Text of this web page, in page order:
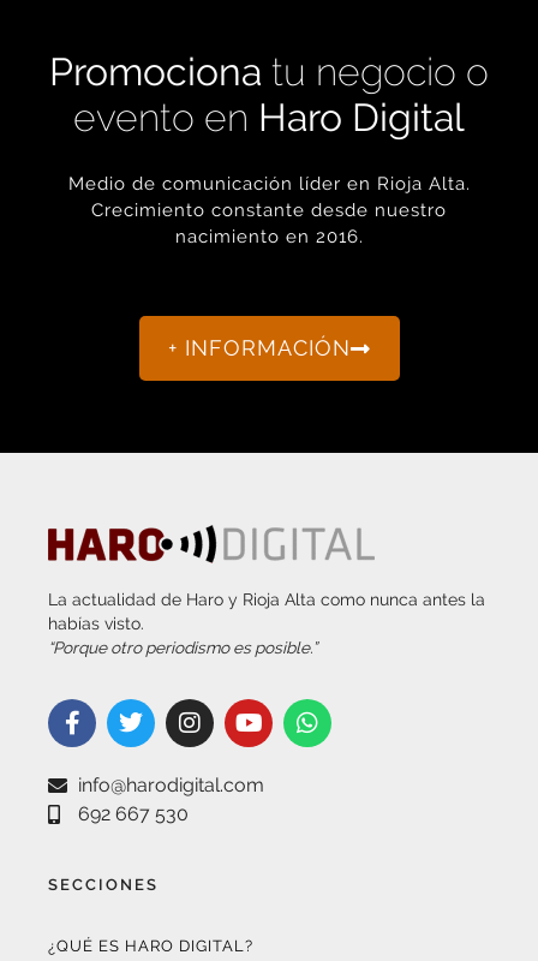
Promociona tu negocio o
evento en Haro Digital
Medio de comunicación líder en Rioja Alta.
Crecimiento constante desde nuestro
nacimiento en 2016.
+ INFORMACIÓN
La actualidad de Haro y Rioja Alta como nunca antes la
habías visto.
“Porque otro periodismo es posible.”
info@harodigital.com
692 667 530
SECCIONES
¿QUÉ ES HARO DIGITAL?